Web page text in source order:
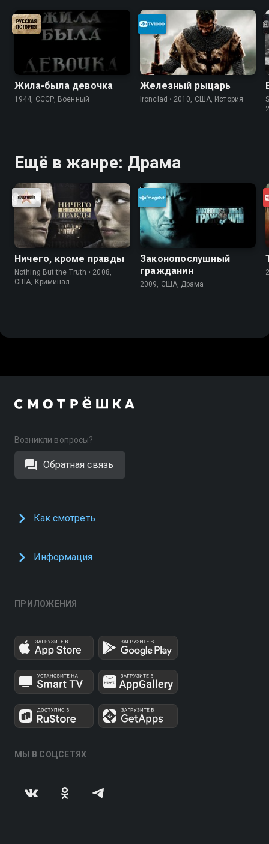
Жила-была девочка
1944, СССР, Военный
Железный рыцарь
Ironclad • 2010, США, История
Ещё в жанре: Драма
Ничего, кроме правды
Nothing But the Truth • 2008,
США, Криминал
Законопослушный
гражданин
2009, США, Драма
Возникли вопросы?
Обратная связь
Как смотреть
Информация
ПРИЛОЖЕНИЯ
МЫ В СОЦСЕТЯХ